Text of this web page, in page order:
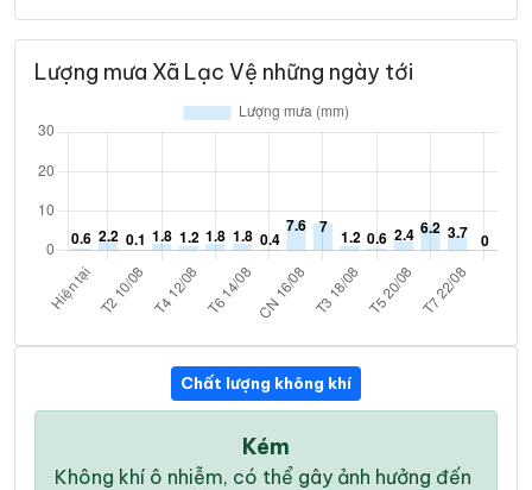
Lượng mưa Xã Lạc Vệ những ngày tới
Chất lượng không khí
Kém
Không khí ô nhiễm, có thể gây ảnh hưởng đến